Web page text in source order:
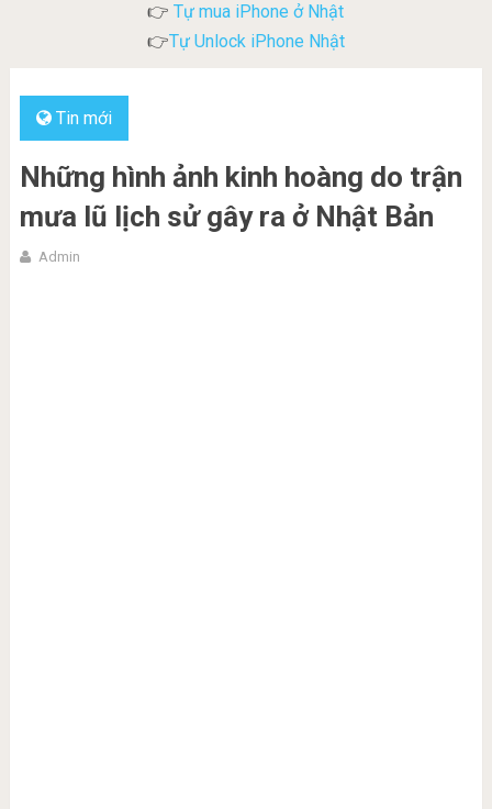
👉 Tự mua iPhone ở Nhật
👉Tự Unlock iPhone Nhật
Tin mới
Những hình ảnh kinh hoàng do trận
mưa lũ lịch sử gây ra ở Nhật Bản
Admin